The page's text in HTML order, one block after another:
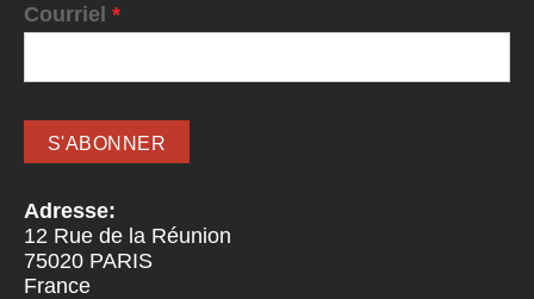
Courriel *
Adresse:
12 Rue de la Réunion
75020 PARIS
France